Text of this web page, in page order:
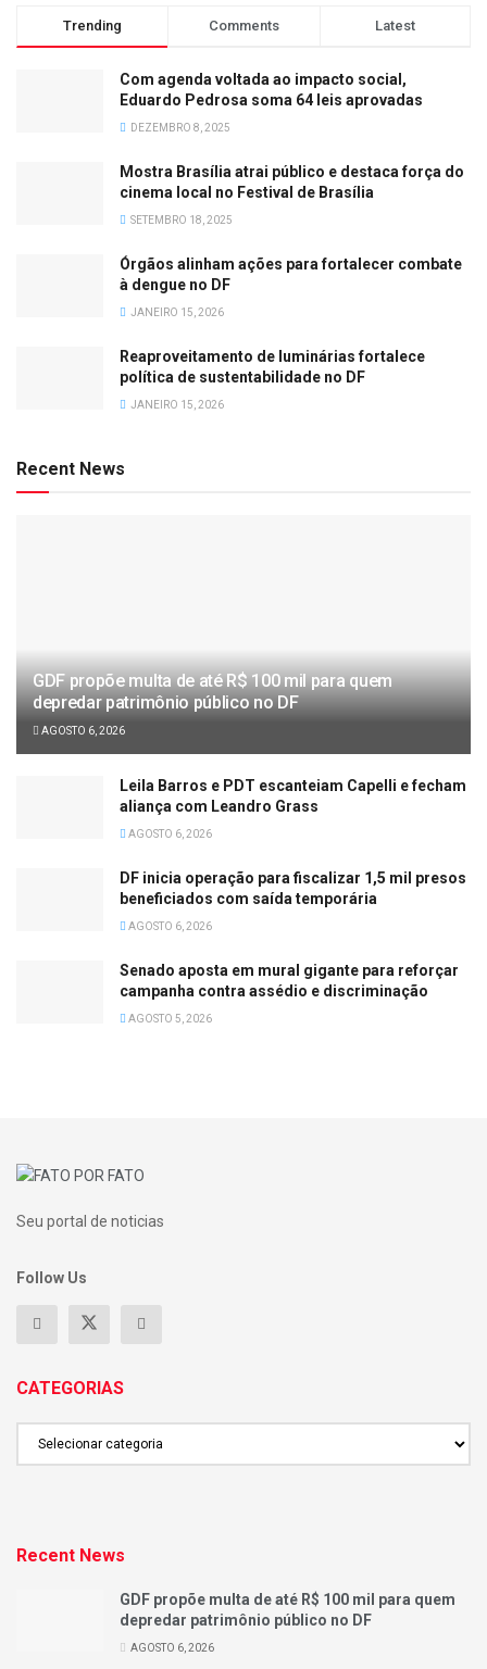
Trending Comments Latest
Com agenda voltada ao impacto social,
Eduardo Pedrosa soma 64 leis aprovadas
DEZEMBRO 8, 2025
Mostra Brasília atrai público e destaca força do
cinema local no Festival de Brasília
SETEMBRO 18, 2025
Órgãos alinham ações para fortalecer combate
à dengue no DF
JANEIRO 15, 2026
Reaproveitamento de luminárias fortalece
política de sustentabilidade no DF
JANEIRO 15, 2026
Recent News
GDF propõe multa de até R$ 100 mil para quem
depredar patrimônio público no DF
AGOSTO 6, 2026
Leila Barros e PDT escanteiam Capelli e fecham
aliança com Leandro Grass
AGOSTO 6, 2026
DF inicia operação para fiscalizar 1,5 mil presos
beneficiados com saída temporária
AGOSTO 6, 2026
Senado aposta em mural gigante para reforçar
campanha contra assédio e discriminação
AGOSTO 5, 2026
Seu portal de noticias
Follow Us
CATEGORIAS
Recent News
GDF propõe multa de até R$ 100 mil para quem
depredar patrimônio público no DF
AGOSTO 6, 2026